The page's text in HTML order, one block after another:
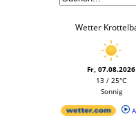
Wetter
Fr, 07.08.2026
13 / 25°C
Sonnig